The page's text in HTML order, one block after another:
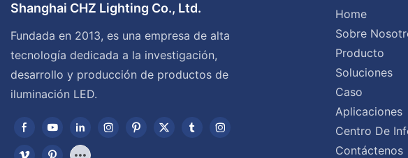
Shanghai CHZ Lighting Co., Ltd.
Fundada en 2013, es una empresa de alta
tecnología dedicada a la investigación,
desarrollo y producción de productos de
iluminación LED.
Home
Sobre
Producto
Soluciones
Caso
Aplicaciones
Centro De
Contáctenos